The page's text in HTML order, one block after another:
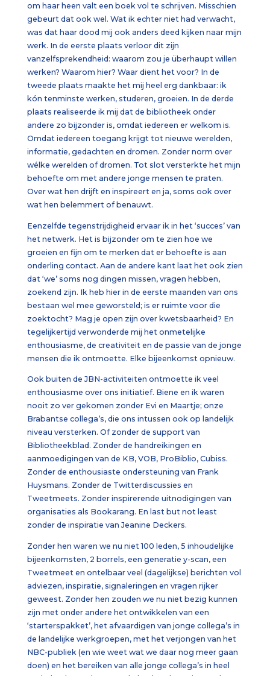
om haar heen valt een boek vol te schrijven. Misschien
gebeurt dat ook wel. Wat ik echter niet had verwacht,
was dat haar dood mij ook anders deed kijken naar mijn
werk. In de eerste plaats verloor dit zijn
vanzelfsprekendheid: waarom zou je überhaupt willen
werken? Waarom hier? Waar dient het voor? In de
tweede plaats maakte het mij heel erg dankbaar: ik
kón tenminste werken, studeren, groeien. In de derde
plaats realiseerde ik mij dat de bibliotheek onder
andere zo bijzonder is, omdat iedereen er welkom is.
Omdat iedereen toegang krijgt tot nieuwe werelden,
informatie, gedachten en dromen. Zonder norm over
wélke werelden of dromen. Tot slot versterkte het mijn
behoefte om met andere jonge mensen te praten.
Over wat hen drijft en inspireert en ja, soms ook over
wat hen belemmert of benauwt.
Eenzelfde tegenstrijdigheid ervaar ik in het ‘succes’ van
het netwerk. Het is bijzonder om te zien hoe we
groeien en fijn om te merken dat er behoefte is aan
onderling contact. Aan de andere kant laat het ook zien
dat ‘we’ soms nog dingen missen, vragen hebben,
zoekend zijn. Ik heb hier in de eerste maanden van ons
bestaan wel mee geworsteld; is er ruimte voor die
zoektocht? Mag je open zijn over kwetsbaarheid? En
tegelijkertijd verwonderde mij het onmetelijke
enthousiasme, de creativiteit en de passie van de jonge
mensen die ik ontmoette. Elke bijeenkomst opnieuw.
Ook buiten de JBN-activiteiten ontmoette ik veel
enthousiasme over ons initiatief. Biene en ik waren
nooit zo ver gekomen zonder Evi en Maartje; onze
Brabantse collega’s, die ons intussen ook op landelijk
niveau versterken. Of zonder de support van
Bibliotheekblad. Zonder de handreikingen en
aanmoedigingen van de KB, VOB, ProBiblio, Cubiss.
Zonder de enthousiaste ondersteuning van Frank
Huysmans. Zonder de Twitterdiscussies en
Tweetmeets. Zonder inspirerende uitnodigingen van
organisaties als Bookarang. En last but not least
zonder de inspiratie van Jeanine Deckers.
Zonder hen waren we nu niet 100 leden, 5 inhoudelijke
bijeenkomsten, 2 borrels, een generatie y-scan, een
Tweetmeet en ontelbaar veel (dagelijkse) berichten vol
adviezen, inspiratie, signaleringen en vragen rijker
geweest. Zonder hen zouden we nu niet bezig kunnen
zijn met onder andere het ontwikkelen van een
‘starterspakket’, het afvaardigen van jonge collega’s in
de landelijke werkgroepen, met het verjongen van het
NBC-publiek (en wie weet wat we daar nog meer gaan
doen) en het bereiken van alle jonge collega’s in heel